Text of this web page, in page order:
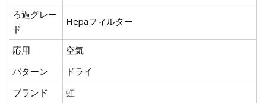
ろ過グレー
ド
Hepaフィルター
応用
空気
パターン
ドライ
ブランド
虹